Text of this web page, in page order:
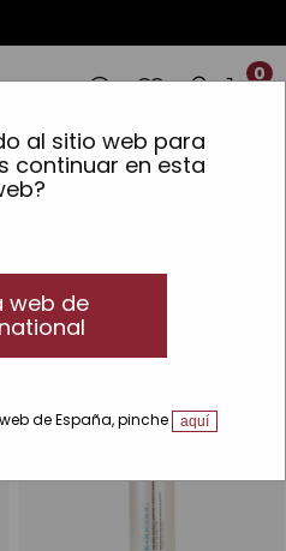
al sitio web para
continuar en esta
web de
de España, pinche aquí
0
REALIZADOS
cabello
extracto de malvarrosa.